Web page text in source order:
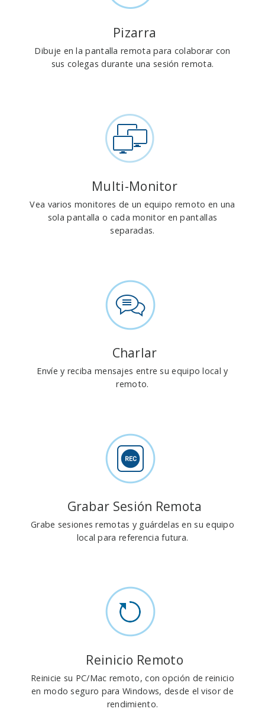
Pizarra
Dibuje en la pantalla remota para colaborar con
sus colegas durante una sesión remota.
Multi-Monitor
Vea varios monitores de un equipo remoto en una
sola pantalla o cada monitor en pantallas
separadas.
Charlar
Envíe y reciba mensajes entre su equipo local y
remoto.
Grabar Sesión Remota
Grabe sesiones remotas y guárdelas en su equipo
local para referencia futura.
Reinicio Remoto
Reinicie su PC/Mac remoto, con opción de reinicio
en modo seguro para Windows, desde el visor de
rendimiento.